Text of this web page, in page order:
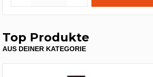
Top Produkte
AUS DEINER KATEGORIE